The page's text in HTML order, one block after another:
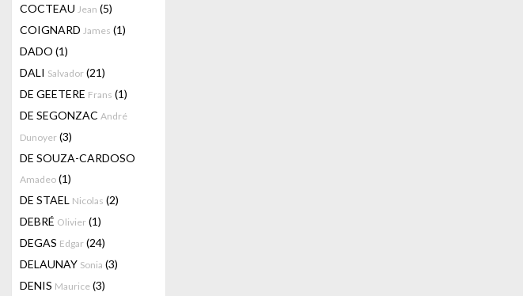
COCTEAU Jean (5)
COIGNARD James (1)
DADO (1)
DALI Salvador (21)
DE GEETERE Frans (1)
DE SEGONZAC André
Dunoyer (3)
DE SOUZA-CARDOSO
Amadeo (1)
DE STAEL Nicolas (2)
DEBRÉ Olivier (1)
DEGAS Edgar (24)
DELAUNAY Sonia (3)
DENIS Maurice (3)